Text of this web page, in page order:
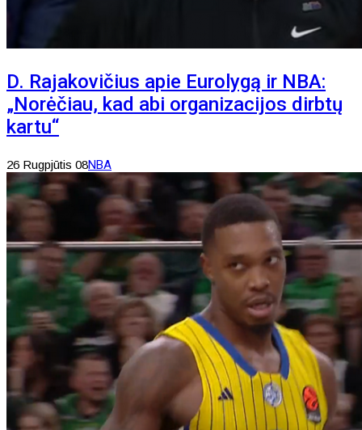
D. Rajakovičius apie Eurolygą ir NBA:
„Norėčiau, kad abi organizacijos dirbtų
kartu“
26 Rugpjūtis 08NBA